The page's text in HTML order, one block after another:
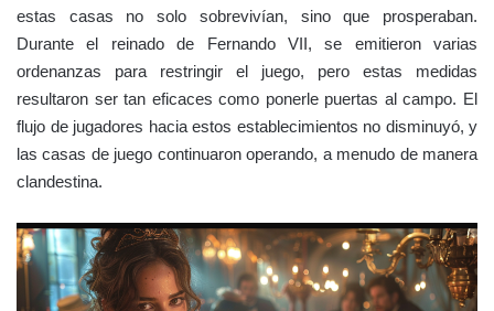
estas casas no solo sobrevivían, sino que prosperaban.
Durante el reinado de Fernando VII, se emitieron varias
ordenanzas para restringir el juego, pero estas medidas
resultaron ser tan eficaces como ponerle puertas al campo. El
flujo de jugadores hacia estos establecimientos no disminuyó, y
las casas de juego continuaron operando, a menudo de manera
clandestina.